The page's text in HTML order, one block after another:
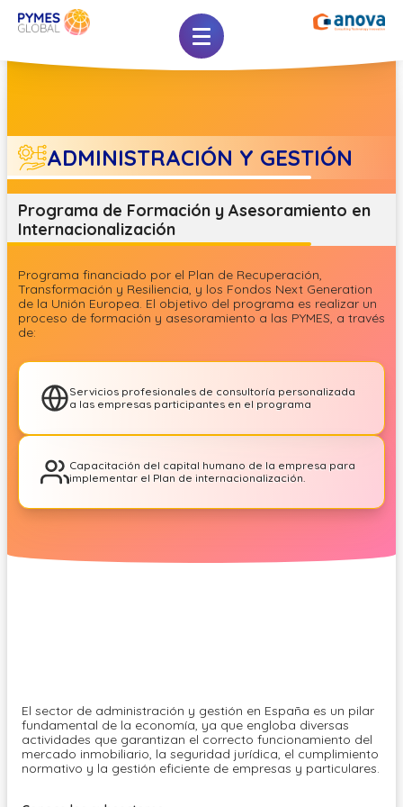
ADMINISTRACIÓN Y GESTIÓN
Programa de Formación y Asesoramiento en
Internacionalización
Programa financiado por el Plan de Recuperación,
Transformación y Resiliencia, y los Fondos Next Generation
de la Unión Europea. El objetivo del programa es realizar un
proceso de formación y asesoramiento a las PYMES, a través
de:
Servicios profesionales de consultoría personalizada
a las empresas participantes en el programa
Capacitación del capital humano de la empresa para
implementar el Plan de internacionalización.
El sector de administración y gestión en España es un pilar
fundamental de la economía, ya que engloba diversas
actividades que garantizan el correcto funcionamiento del
mercado inmobiliario, la seguridad jurídica, el cumplimiento
normativo y la gestión eficiente de empresas y particulares.